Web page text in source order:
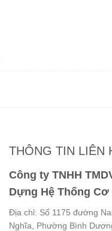
THÔNG TIN LIÊN
Công ty TNHH
Dựng Hệ Thống
Địa chỉ: Số 1175 đường
Nghĩa, Phường Bình